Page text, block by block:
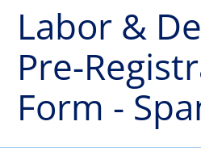
Labor &
Pre-
Form -